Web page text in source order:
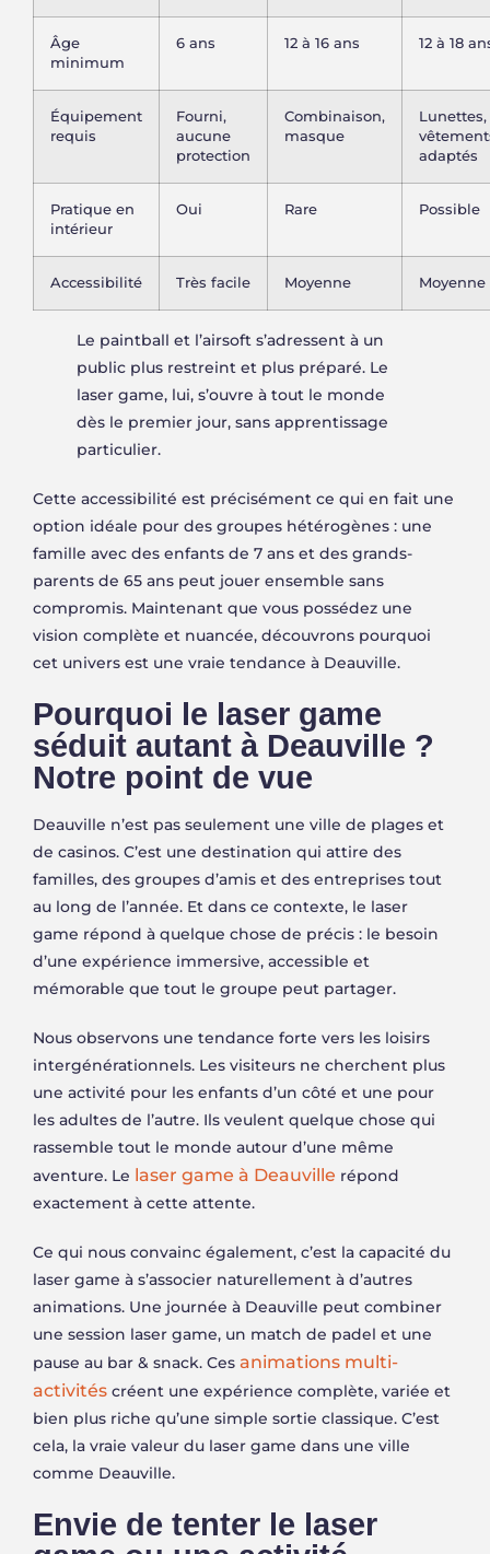
Âge
minimum
6 ans 12 à 16 ans 12 à 18
Équipement
requis
Fourni,
aucune
protection
Combinaison,
masque
Lunettes,
adaptés
Pratique en
intérieur
Oui Rare Possible
Accessibilité Très facile Moyenne Moyenne
Le paintball et l’airsoft s’adressent à un
public plus restreint et plus préparé. Le
laser game, lui, s’ouvre à tout le monde
dès le premier jour, sans apprentissage
particulier.
Cette accessibilité est précisément ce qui en fait une
option idéale pour des groupes hétérogènes : une
famille avec des enfants de 7 ans et des grands-
parents de 65 ans peut jouer ensemble sans
compromis. Maintenant que vous possédez une
vision complète et nuancée, découvrons pourquoi
cet univers est une vraie tendance à Deauville.
Pourquoi le laser game
séduit autant à Deauville ?
Notre point de vue
Deauville n’est pas seulement une ville de plages et
de casinos. C’est une destination qui attire des
familles, des groupes d’amis et des entreprises tout
au long de l’année. Et dans ce contexte, le laser
game répond à quelque chose de précis : le besoin
d’une expérience immersive, accessible et
mémorable que tout le groupe peut partager.
Nous observons une tendance forte vers les loisirs
intergénérationnels. Les visiteurs ne cherchent plus
une activité pour les enfants d’un côté et une pour
les adultes de l’autre. Ils veulent quelque chose qui
rassemble tout le monde autour d’une même
aventure. Le laser game à Deauville répond
exactement à cette attente.
Ce qui nous convainc également, c’est la capacité du
laser game à s’associer naturellement à d’autres
animations. Une journée à Deauville peut combiner
une session laser game, un match de padel et une
pause au bar & snack. Ces animations multi-
activités créent une expérience complète, variée et
bien plus riche qu’une simple sortie classique. C’est
cela, la vraie valeur du laser game dans une ville
comme Deauville.
Envie de tenter le laser